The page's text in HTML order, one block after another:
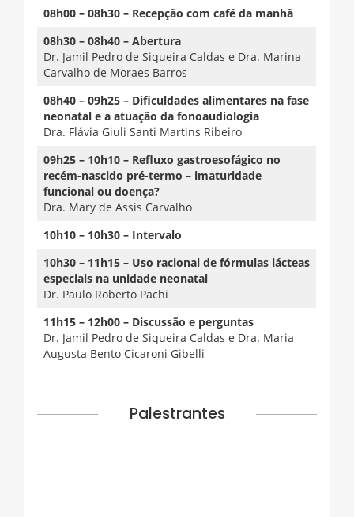
08h00 – 08h30 – Recepção com café da manhã
08h30 – 08h40 – Abertura
Dr. Jamil Pedro de Siqueira Caldas e Dra. Marina
Carvalho de Moraes Barros
08h40 – 09h25 – Dificuldades alimentares na fase
neonatal e a atuação da fonoaudiologia
Dra. Flávia Giuli Santi Martins Ribeiro
09h25 – 10h10 – Refluxo gastroesofágico no
recém-nascido pré-termo – imaturidade
funcional ou doença?
Dra. Mary de Assis Carvalho
10h10 – 10h30 – Intervalo
10h30 – 11h15 – Uso racional de fórmulas lácteas
especiais na unidade neonatal
Dr. Paulo Roberto Pachi
11h15 – 12h00 – Discussão e perguntas
Dr. Jamil Pedro de Siqueira Caldas e Dra. Maria
Augusta Bento Cicaroni Gibelli
Palestrantes